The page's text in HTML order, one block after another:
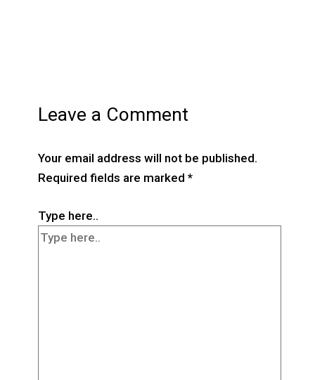
Leave a Comment
Your email address will not be published.
Required fields are marked *
Type here..